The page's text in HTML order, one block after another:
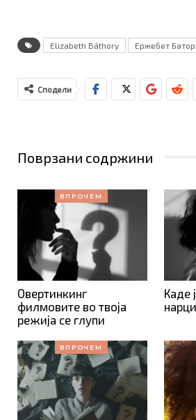
Elizabeth Báthory Ержебет
Сподели
Поврзани содржини
ВПРОЧЕМ
Овертинкинг
филмовите во твоја
режија се глупи
Каде
ВПРОЧЕМ